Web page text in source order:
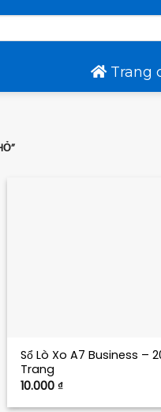
Trang
Sổ Lò Xo A7 Business –
Trang
10.000₫